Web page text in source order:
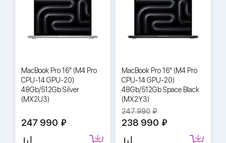
MacBook Pro 16" (M4 Pro
CPU-14 GPU-20)
48Gb/512Gb Silver
(MX2U3)
247 990
MacBook Pro 16" (M4 Pro
CPU-14 GPU-20)
48Gb/512Gb Space Black
(MX2Y3)
247 990
238 990